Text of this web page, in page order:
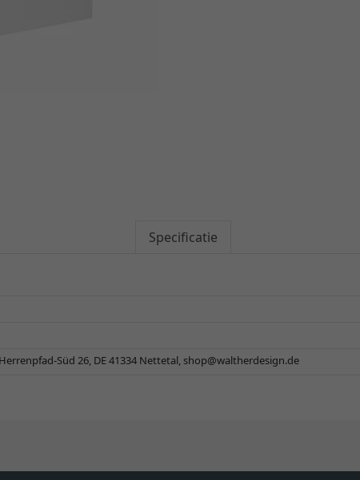
Specificatie
Süd 26, DE 41334 Nettetal,shop@waltherdesign.de